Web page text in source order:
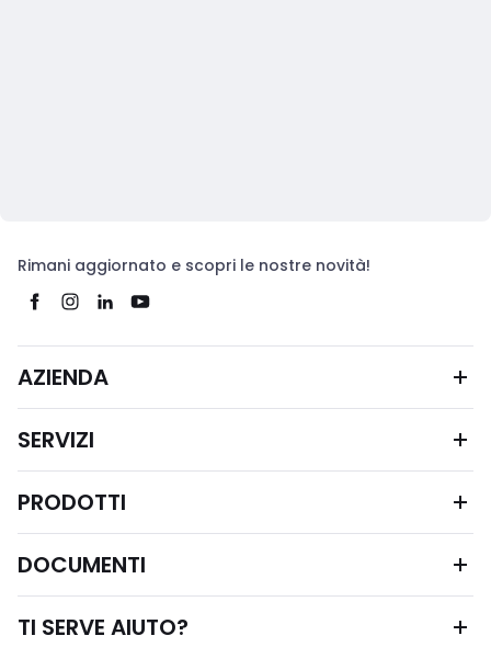
Rimani aggiornato e scopri le nostre novità!
AZIENDA
SERVIZI
PRODOTTI
DOCUMENTI
TI SERVE AIUTO?